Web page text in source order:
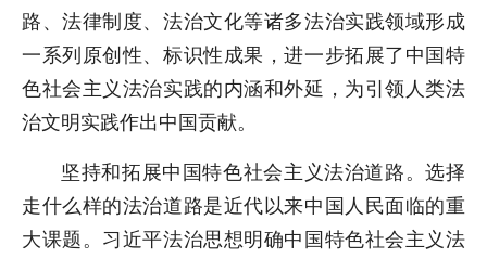
路、法律制度、法治文化等诸多法治实践领域形成
一系列原创性、标识性成果，进一步拓展了中国特
色社会主义法治实践的内涵和外延，为引领人类法
治文明实践作出中国贡献。
坚持和拓展中国特色社会主义法治道路。选择
走什么样的法治道路是近代以来中国人民面临的重
大课题。习近平法治思想明确中国特色社会主义法